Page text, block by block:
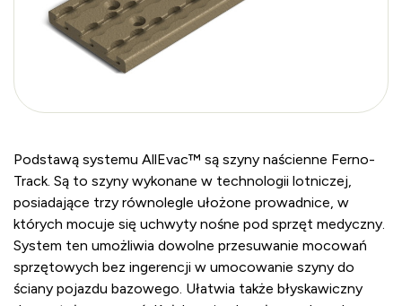
Podstawą systemu AllEvac™ są szyny naścienne Ferno-
Track. Są to szyny wykonane w technologii lotniczej,
posiadające trzy równolegle ułożone prowadnice, w
których mocuje się uchwyty nośne pod sprzęt medyczny.
System ten umożliwia dowolne przesuwanie mocowań
sprzętowych bez ingerencji w umocowanie szyny do
ściany pojazdu bazowego. Ułatwia także błyskawiczny